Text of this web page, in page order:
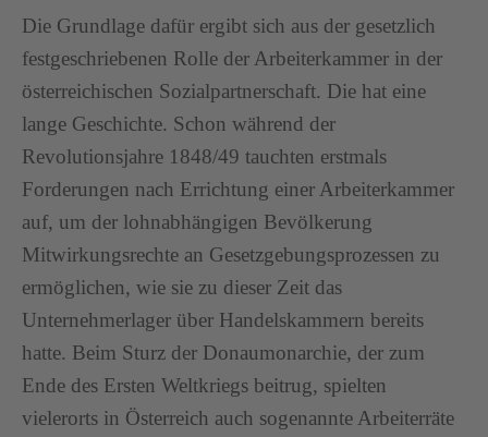
Die Grundlage dafür ergibt sich aus der gesetzlich
festgeschriebenen Rolle der Arbeiterkammer in der
österreichischen Sozialpartnerschaft. Die hat eine
lange Geschichte. Schon während der
Revolutionsjahre 1848/49 tauchten erstmals
Forderungen nach Errichtung einer Arbeiterkammer
auf, um der lohnabhängigen Bevölkerung
Mitwirkungsrechte an Gesetzgebungsprozessen zu
ermöglichen, wie sie zu dieser Zeit das
Unternehmerlager über Handelskammern bereits
hatte. Beim Sturz der Donaumonarchie, der zum
Ende des Ersten Weltkriegs beitrug, spielten
vielerorts in Österreich auch sogenannte Arbeiterräte